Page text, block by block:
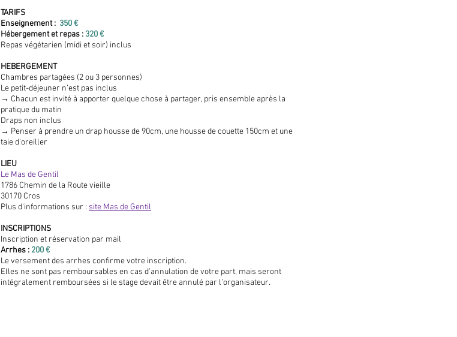
TARIFS
Enseignement : 350 €
Hébergement et repas : 320 €
Repas végétarien (midi et soir) inclus
HEBERGEMENT
Chambres partagées (2 ou 3 personnes)
Le petit-déjeuner n’est pas inclus
→ Chacun est invité à apporter quelque chose à partager, pris ensemble après la
pratique du matin
Draps non inclus
→ Penser à prendre un drap housse de 90cm, une housse de couette 150cm et une
taie d'oreiller
LIEU
Le Mas de Gentil
1786 Chemin de la Route vieille
30170 Cros
Plus d'informations sur : site Mas de Gentil
INSCRIPTIONS
Inscription et réservation par mail
Arrhes : 200 €
Le versement des arrhes confirme votre inscription.
Elles ne sont pas remboursables en cas d’annulation de votre part, mais seront
intégralement remboursées si le stage devait être annulé par l’organisateur.